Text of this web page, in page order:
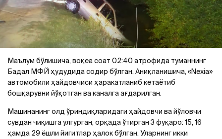
Маълум бўлишича, воқеа соат 02:40 атрофида туманнинг
Бадал МФЙ ҳудудида содир бўлган. Аниқланишича, «Nexia»
автомобили ҳайдовчиси ҳаракатланиб кетаётиб
бошқарувни йўқотган ва каналга ағдарилган.
Машинанинг олд ўриндиқларидаги ҳайдовчи ва йўловчи
сувдан чиқишга улгурган, орқада ўтирган 3 фуқаро: 15, 16
ҳамда 29 ёшли йигитлар ҳалок бўлган. Уларнинг икки